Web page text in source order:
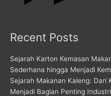
Recent Posts
Sejarah Karton Kemasan
Sederhana hingga Menjadi
Sejarah Makanan Kaleng: Dari
Menjadi Bagian Penting